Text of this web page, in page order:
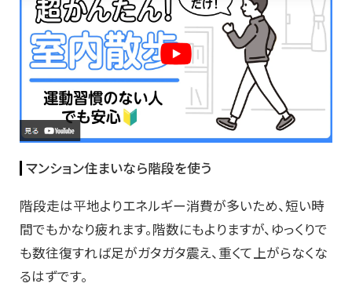
マンション住まいなら階段を使う
階段走は平地よりエネルギー消費が多いため、短い時
間でもかなり疲れます。階数にもよりますが、ゆっくりで
も数往復すれば足がガタガタ震え、重くて上がらなくな
るはずです。